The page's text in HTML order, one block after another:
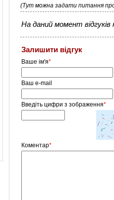
(Тут можна задати питання
На даний момент відгуків
Залишити відгук
Ваше ім'я*
Ваш e-mail
Введіть цифри з зображення*
Коментар*